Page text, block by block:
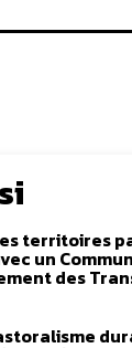
territoires
un Commun
des